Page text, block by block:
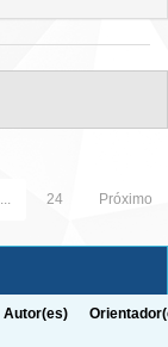
... 24 Próximo
Autor(es)